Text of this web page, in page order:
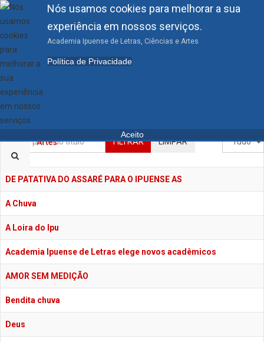
Nós usamos cookies para melhorar a sua
experiência em nossos serviços.
Academia Ipuense de Letras, Ciências e Artes
Política de Privacidade
Aceito
Academia Ipuense de
Letras, Ciências e Artes
FILTRAR LIMPAR
Título
DE PATATIVA DO ASSARÉ PARA O IPUENSE AS
A Chuva
A Loira do Ipu
Academia Ipuense de Letras elege novos acadêmicos
AMOR SEM MEDIÇÃO
Bendita chuva
Deus